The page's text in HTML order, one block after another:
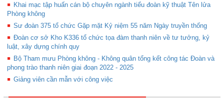
Khai mạc tập huấn cán bộ chuyên ngành tiểu đoàn kỹ thuật Tên lửa
Phòng không
Sư đoàn 375 tổ chức Gặp mặt Kỷ niệm 55 năm Ngày truyền thống
Đoàn cơ sở Kho K336 tổ chức tọa đàm thanh niên về tư tưởng, kỷ
luật, xây dựng chính quy
Bộ Tham mưu Phòng không - Không quân tổng kết công tác Đoàn và
phong trào thanh niên giai đoạn 2022 - 2025
Giảng viên cần mẫn với công việc